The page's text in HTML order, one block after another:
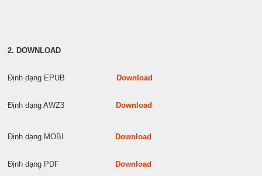
2. DOWNLOAD
Định dạng EPUB Download
Định dạng AWZ3 Download
Định dạng MOBI Download
Định dạng PDF Download